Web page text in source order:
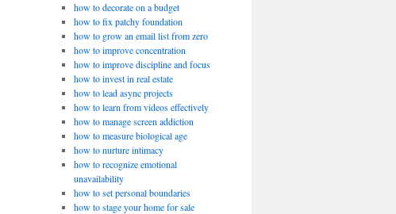
how to decorate on a budget
how to fix patchy foundation
how to grow an email list from zero
how to improve concentration
how to improve discipline and focus
how to invest in real estate
how to lead async projects
how to learn from videos effectively
how to manage screen addiction
how to measure biological age
how to nurture intimacy
how to recognize emotional
unavailability
how to set personal boundaries
how to stage your home for sale